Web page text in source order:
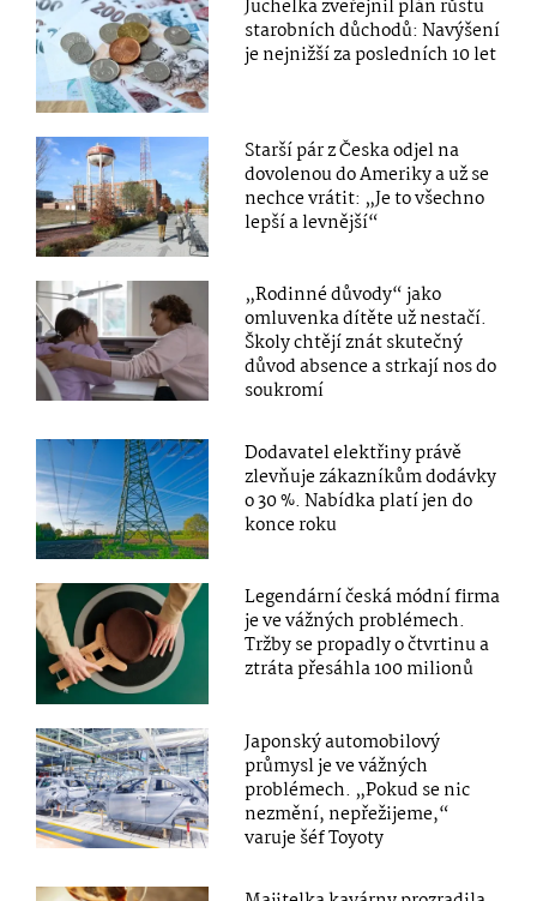
Juchelka zveřejnil plán růstu
starobních důchodů: Navýšení
je nejnižší za posledních 10 let
Starší pár z Česka odjel na
dovolenou do Ameriky a už se
nechce vrátit: „Je to všechno
lepší a levnější“
„Rodinné důvody“ jako
omluvenka dítěte už nestačí.
Školy chtějí znát skutečný
důvod absence a strkají nos do
soukromí
Dodavatel elektřiny právě
zlevňuje zákazníkům dodávky
o 30 %. Nabídka platí jen do
konce roku
Legendární česká módní firma
je ve vážných problémech.
Tržby se propadly o čtvrtinu a
ztráta přesáhla 100 milionů
Japonský automobilový
průmysl je ve vážných
problémech. „Pokud se nic
nezmění, nepřežijeme,“
varuje šéf Toyoty